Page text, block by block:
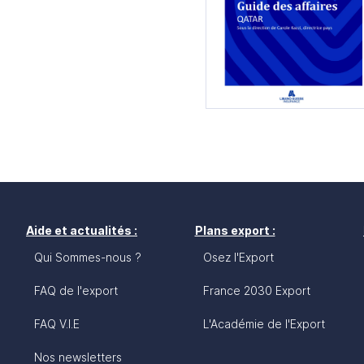
Aide et actualités :
Qui Sommes-nous ?
FAQ de l'export
FAQ V.I.E
Nos newsletters
Plans export :
Osez l'Export
France 2030 Export
L'Académie de l'Export